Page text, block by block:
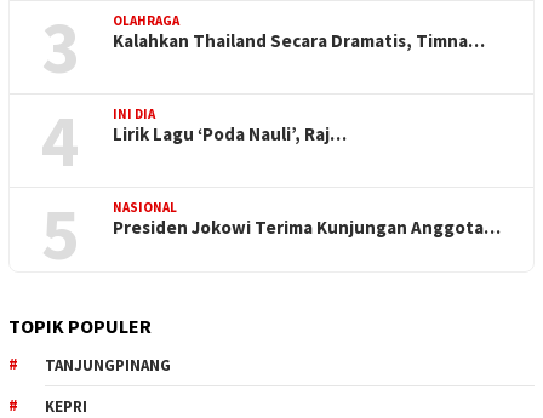
3 OLAHRAGA
Kalahkan Thailand Secara Dramatis, Timna…
4 INI DIA
Lirik Lagu ‘Poda Nauli’, Raj…
5 NASIONAL
Presiden Jokowi Terima Kunjungan Anggota…
TOPIK POPULER
TANJUNGPINANG
KEPRI